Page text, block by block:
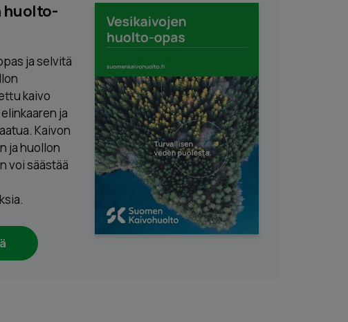
huolto-
ja selvitä
kaivo
ja
Kaivon
ja huollon
voi säästää